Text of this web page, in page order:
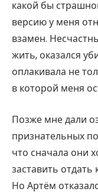
какой бы
версию у меня
взамен.
жить, оказался
оплакивала не
в которой меня
Позже мне дали
признательных
что сначала они
заставить
Но Артём